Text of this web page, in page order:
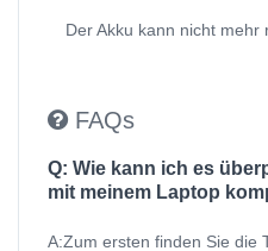
Der Akku kann nicht mehr
FAQs
Q: Wie kann ich es
mit meinem Laptop
A:Zum ersten finden Sie die